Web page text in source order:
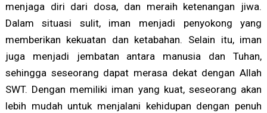
menjaga diri dari dosa, dan meraih ketenangan jiwa.
Dalam situasi sulit, iman menjadi penyokong yang
memberikan kekuatan dan ketabahan. Selain itu, iman
juga menjadi jembatan antara manusia dan Tuhan,
sehingga seseorang dapat merasa dekat dengan Allah
SWT. Dengan memiliki iman yang kuat, seseorang akan
lebih mudah untuk menjalani kehidupan dengan penuh